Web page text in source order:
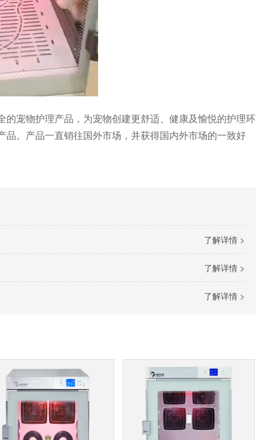
的宠物护理产品，为宠物创建更舒适、健康及愉悦的护理环
品。产品一直销往国外市场，并获得国内外市场的一致好
了解详情 >
了解详情 >
了解详情 >